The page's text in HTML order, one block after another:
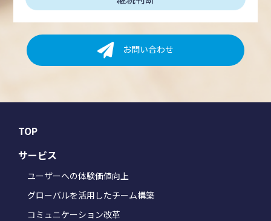
お問い合わせ
TOP
サービス
ユーザーへの体験価値向上
グローバルを活用したチーム構築
コミュニケーション改革